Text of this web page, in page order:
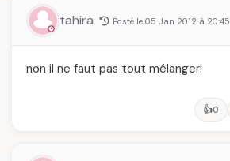
tahira Posté le 05 Jan 2012 à 20:45
non il ne faut pas tout mélanger!
👍0